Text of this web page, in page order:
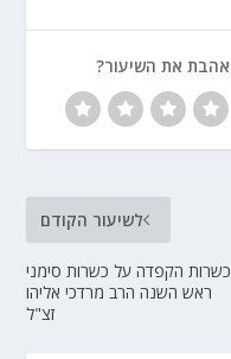
אהבת את השיעור?
לשיעור הקודם
כשרות הקפדה על כשרות סימני
ראש השנה הרב מרדכי אליהו
זצ"ל